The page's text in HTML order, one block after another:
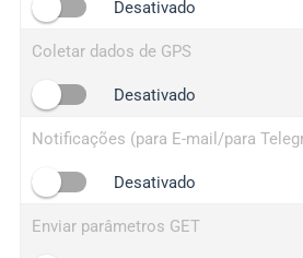
Desativado
Coletar dados de GPS
Desativado
Notificações (para E-mail/para
Desativado
Enviar parâmetros GET